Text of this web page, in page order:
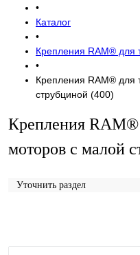
•
Каталог
•
Крепления RAM® для
•
Крепления RAM® для
струбциной (400)
Крепления RAM®
моторов с малой
Уточнить раздел